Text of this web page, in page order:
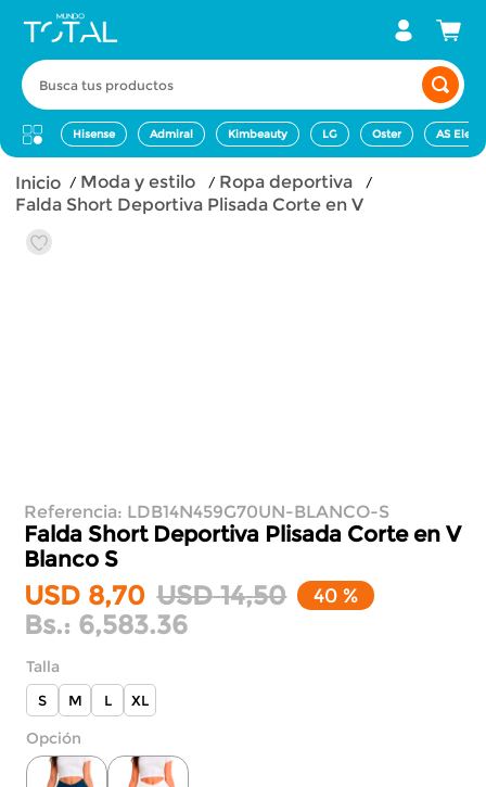
Busca tus productos
Hisense Admiral Kimbeauty LG Oster AS
moda y estilo
ropa deportiva
Falda Short Deportiva Plisada Corte en V
Referencia: LDB14N459G70UN-BLANCO-S
Falda Short Deportiva Plisada Corte en V
Blanco S
USD 8,70 USD 14,50 40 %
Bs.: 6,583.36
Talla
S M L XL